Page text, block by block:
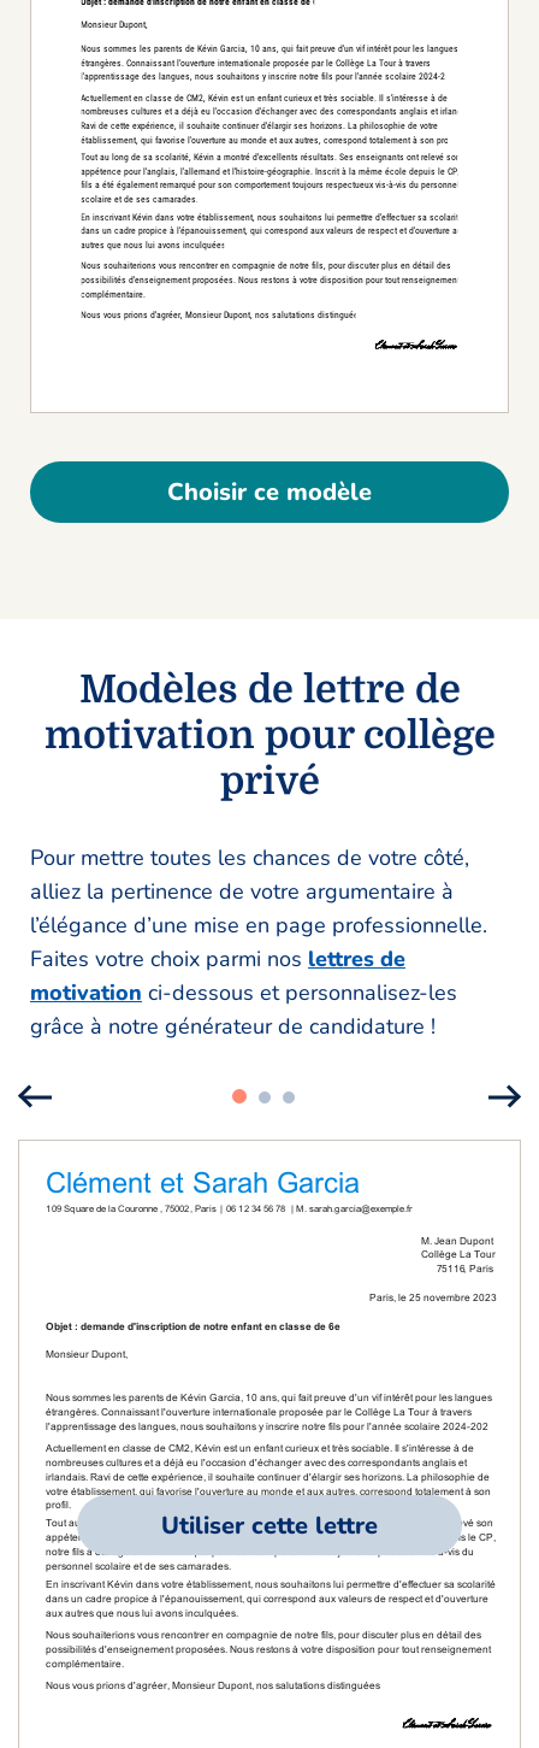
Choisir ce modèle
Modèles de lettre de
motivation pour collège
privé
Pour mettre toutes les chances de votre côté,
alliez la pertinence de votre argumentaire à
l’élégance d’une mise en page professionnelle.
Faites votre choix parmi nos lettres de
motivation ci-dessous et personnalisez-les
grâce à notre générateur de candidature !
Utiliser cette lettre